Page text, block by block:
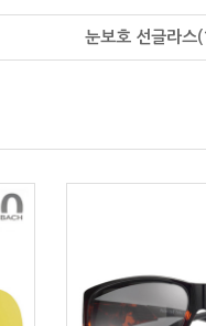
눈보호 선글라스